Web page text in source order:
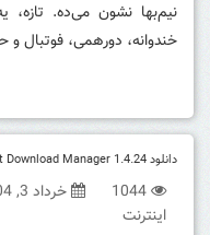
نیم‌بها نشون می‌ده. تازه،
خندوانه، دورهمی، فوتبال و
دانلود Neat Download Manager 1.4.24 – منیجر دانلود رایگان برای ویندوز و مک
1044 خرداد 3, 1404
اینترنت